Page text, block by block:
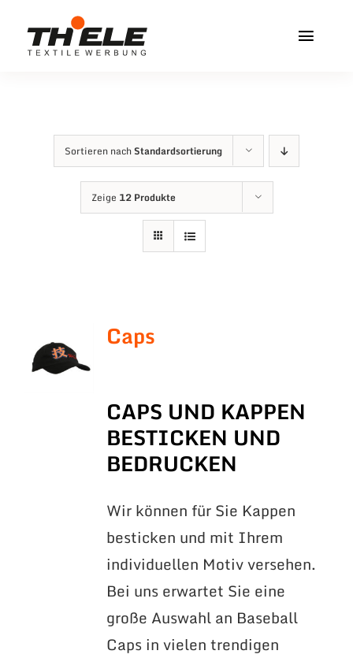
Inhalt
Service & Info
Sortieren nachStandardsortierung
Zeige 12 Produkte
Caps
CAPS UND KAPPEN
BESTICKEN UND
BEDRUCKEN
Wir können für Sie Kappen
besticken und mit Ihrem
individuellen Motiv versehen.
Bei uns erwartet Sie eine
große Auswahl an Baseball
Caps in vielen trendigen